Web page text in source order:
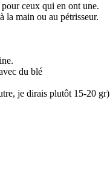
ceux qui en ont une.
la main ou au pétrisseur.
du blé
je dirais plutôt 15-20 gr)